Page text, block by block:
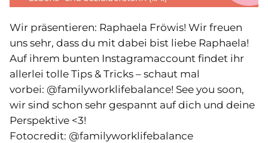
Wir präsentieren: Raphaela Fröwis! Wir freuen
uns sehr, dass du mit dabei bist liebe Raphaela!
Auf ihrem bunten Instagramaccount findet ihr
allerlei tolle Tips & Tricks – schaut mal
vorbei: @familyworklifebalance! See you soon,
wir sind schon sehr gespannt auf dich und deine
Perspektive <3!
Fotocredit: @familyworklifebalance